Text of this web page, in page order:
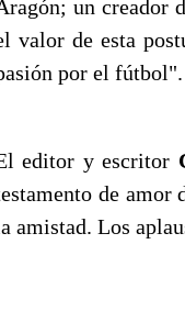
un creador
valor de esta
por el fútbol".
editor y escritor
de amor
amistad. Los